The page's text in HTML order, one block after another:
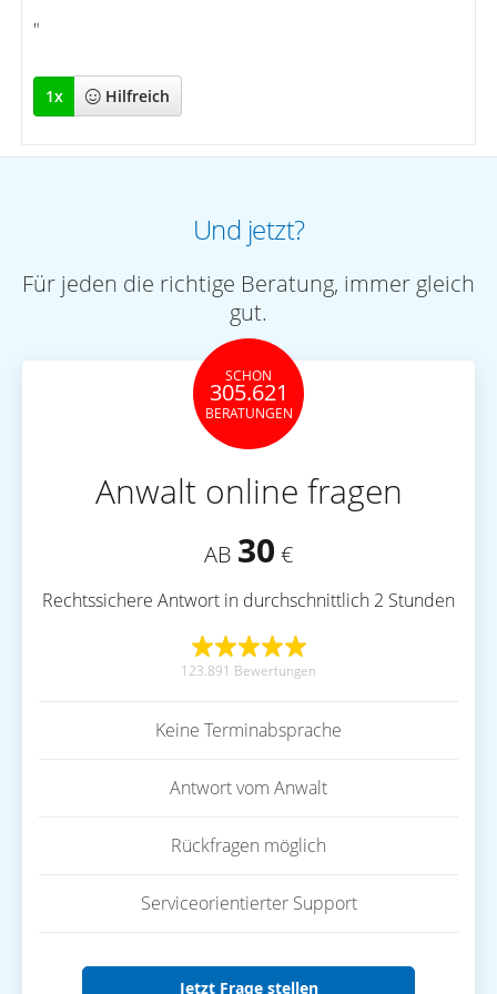
"
1x Hilfreich
Und jetzt?
Für jeden die richtige Beratung, immer gleich
gut.
SCHON
305.621
BERATUNGEN
Anwalt online fragen
AB 30 €
Rechtssichere Antwort in durchschnittlich 2 Stunden
123.891 Bewertungen
Keine Terminabsprache
Antwort vom Anwalt
Rückfragen möglich
Serviceorientierter Support
Jetzt Frage stellen